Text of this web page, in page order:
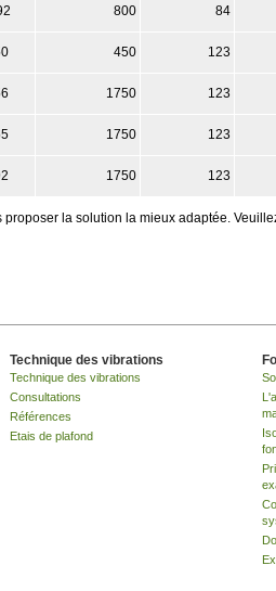
800 84
450 123
1750 123
1750 123
1750 123
la solution la mieux adaptée.
Technique des vibrations
Technique des vibrations
Consultations
Références
Etais de plafond